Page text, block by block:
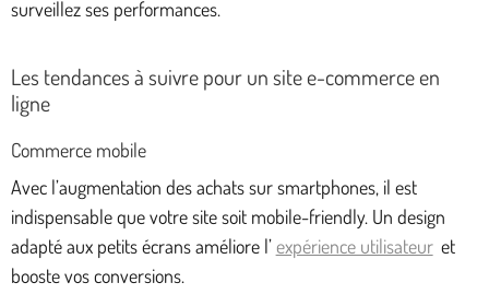
surveillez ses performances.
Les tendances à suivre pour un site e-commerce en
ligne
Commerce mobile
Avec l’augmentation des achats sur smartphones, il est
indispensable que votre site soit mobile-friendly. Un design
adapté aux petits écrans améliore l’ expérience utilisateur et
booste vos conversions.